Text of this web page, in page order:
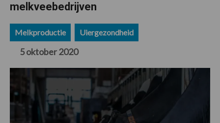
melkveebedrijven
Melkproductie Uiergezondheid
5 oktober 2020